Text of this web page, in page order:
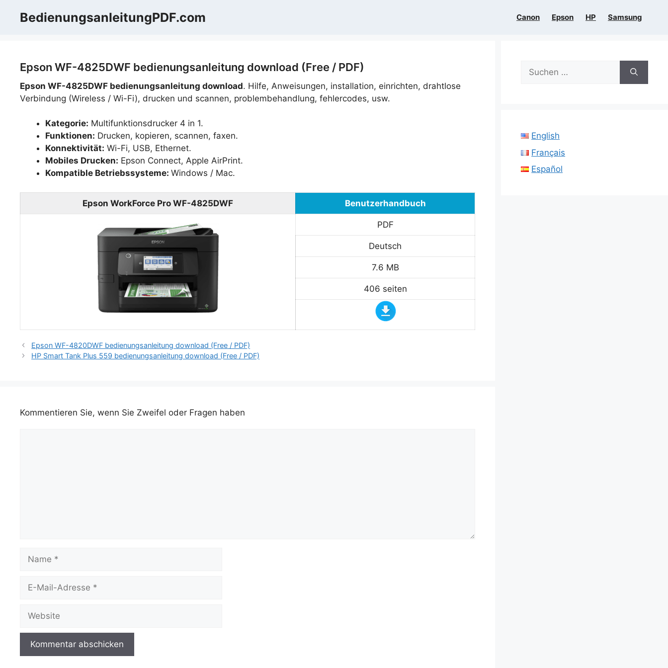
BedienungsanleitungPDF.com Canon Epson HP Samsung
Epson WF-4825DWF bedienungsanleitung download (Free / PDF)
Epson WF-4825DWF bedienungsanleitung download. Hilfe, Anweisungen, installation, einrichten, drahtlose
Verbindung (Wireless / Wi-Fi), drucken und scannen, problembehandlung, fehlercodes, usw.
Kategorie: Multifunktionsdrucker 4 in 1.
Funktionen: Drucken, kopieren, scannen, faxen.
Konnektivität: Wi-Fi, USB, Ethernet.
Mobiles Drucken: Epson Connect, Apple AirPrint.
Kompatible Betriebssysteme: Windows / Mac.
Epson WorkForce Pro WF-4825DWF Benutzerhandbuch
PDF
Deutsch
7.6 MB
406 seiten
Epson WF-4820DWF bedienungsanleitung download (Free / PDF)
HP Smart Tank Plus 559 bedienungsanleitung download (Free / PDF)
Kommentieren Sie, wenn Sie Zweifel oder Fragen haben
Mail-
Suchen
nach:
English
Français
Español